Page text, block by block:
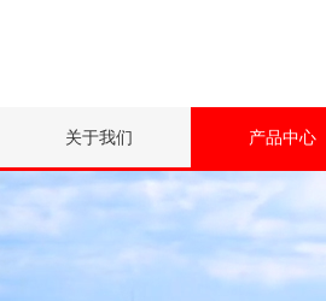
关于我们 产品中心